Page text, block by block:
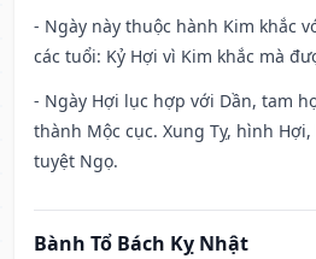
- Ngày này thuộc hành Kim khắc
các tuổi: Kỷ Hợi vì Kim khắc mà
- Ngày Hợi lục hợp với Dần, tam
thành Mộc cục. Xung Tỵ, hình
tuyệt Ngọ.
Bành Tổ Bách Kỵ Nhật